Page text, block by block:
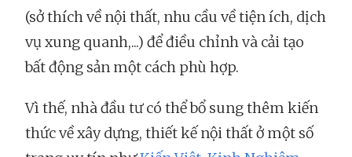
(sở thích về nội thất, nhu cầu về tiện ích, dịch
vụ xung quanh,...) để điều chỉnh và cải tạo
bất động sản một cách phù hợp.
Vì thế, nhà đầu tư có thể bổ sung thêm kiến
thức về xây dựng, thiết kế nội thất ở một số